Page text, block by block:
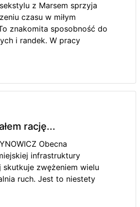
z Marsem sprzyja
czasu w miłym
znakomita sposobność do
i randek. W pracy
rację...
Obecna
infrastruktury
skutkuje zwężeniem wielu
ruch. Jest to niestety